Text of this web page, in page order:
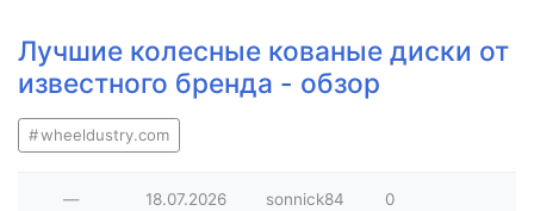
Лучшие колесные кованые диски от
известного бренда - обзор
wheeldustry.com
— 18.07.2026 sonnick84 0